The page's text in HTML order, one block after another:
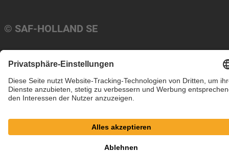
© SAF-HOLLAND SE